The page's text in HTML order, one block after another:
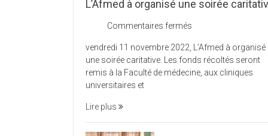
L’Afmed à organisé une soirée
Commentaires fermés
à
organisé
une
vendredi 11 novembre 2022, L’Afmed à organisé
une soirée caritative. Les fonds récoltés seront
remis à la Faculté de médecine, aux cliniques
universitaires et
Lire plus